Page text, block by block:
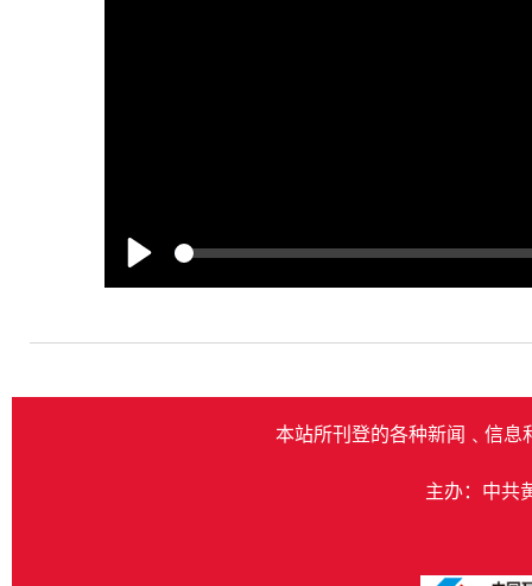
本站所刊登的各种新闻﹑信息
主办：中共